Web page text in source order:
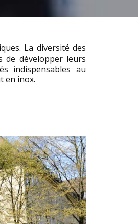
La diversité des
de développer leurs
indispensables au
en inox.